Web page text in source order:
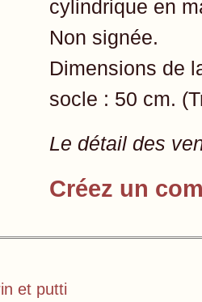
cylindrique en
Non signée.
Dimensions de
socle : 50 cm.
Le détail des
Créez un
et putti